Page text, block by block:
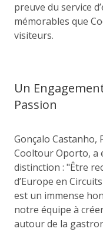
preuve du service
mémorables que
visiteurs.
Un
Passion
Gonçalo Castanho,
Cooltour Oporto, a
distinction : "Être
d’Europe en
est un immense
notre équipe à
autour de la